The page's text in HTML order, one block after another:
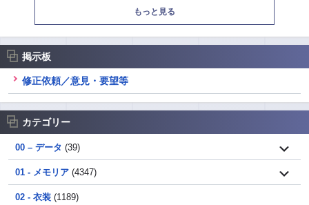
もっと見る
掲示板
修正依頼／意見・要望等
カテゴリー
00 – データ (39)
01 - メモリア (4347)
02 - 衣装 (1189)